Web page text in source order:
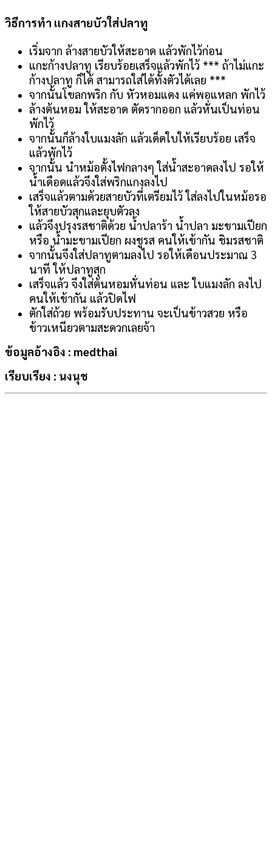
วิธีการทำ แกงสายบัวใส่ปลาทู
เริ่มจาก ล้างสายบัวให้สะอาด แล้วพักไว้ก่อน
แกะก้างปลาทู เรียบร้อยเสร็จแล้วพักไว้ *** ถ้าไม่แกะ
ก้างปลาทู ก็ได้ สามารถใส่ได้ทั้งตัวได้เลย ***
จากนั้นโขลกพริก กับ หัวหอมแดง แค่พอแหลก พักไว้
ล้างต้นหอม ให้สะอาด ตัดรากออก แล้วหั่นเป็นท่อน
พักไว้
จากนั้นก็ล้างใบแมงลัก แล้วเด็ดใบให้เรียบร้อย เสร็จ
แล้วพักไว้
จากนั้น นำหม้อตั้งไฟกลางๆ ใส่น้ำสะอาดลงไป รอให้
น้ำเดือดแล้วจึงใส่พริกแกงลงไป
เสร็จแล้วตามด้วยสายบัวที่เตรียมไว้ ใส่ลงไปในหม้อรอ
ให้สายบัวสุกและยุบตัวลง
แล้วจึงปรุงรสชาติด้วย น้ำปลาร้า น้ำปลา มะขามเปียก
หรือ น้ำมะขามเปียก ผงชูรส คนให้เข้ากัน ชิมรสชาติ
จากนั้นจึงใส่ปลาทูตามลงไป รอให้เดือนประมาณ 3
นาที ให้ปลาทูสุก
เสร็จแล้ว จึงใส่ต้นหอมหั่นท่อน และ ใบแมงลัก ลงไป
คนให้เข้ากัน แล้วปิดไฟ
ตักใส่ถ้วย พร้อมรับประทาน จะเป็นข้าวสวย หรือ
ข้าวเหนียวตามสะดวกเลยจ้า
ข้อมูลอ้างอิง : medthai
เรียบเรียง : นงนุช